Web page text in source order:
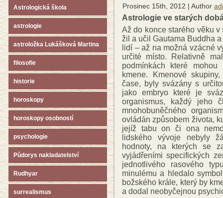
Astrologická škola
astrologie
astroložka Lukášková Martina
filosofie
historie
horoskopy
horoskopy osobností
psychologie
Půdorys nakladatelství
Rudhyar
surrealismus
Prosinec 15th, 2012 | Author
Astrologie ve starých
Až do konce starého věku
žil a učil Gautama Buddha
lidí – až na možná vzácné
určité místo. Relativně
podmínkách které
kmene. Kmenové
čase, byly svázány s
jako embryo které je
organismus, každý jeho
mnohobuněčného
ovládán způsobem života,
jejíž tabu on či ona
lidského vývoje nebyly
hodnoty, na kterých se
vyjádřeními specifických
jednotlivého rasového
minulému a hledalo
božského krále, který by
a dodal neobyčejnou